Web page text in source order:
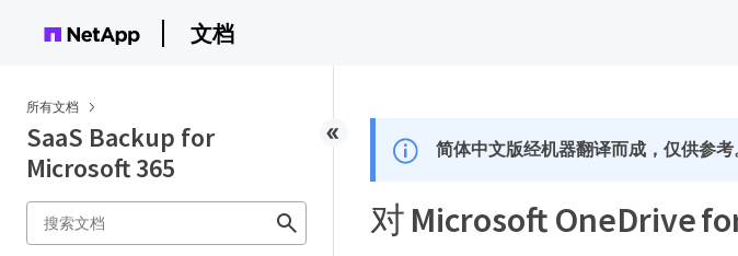
文档
所有文档
SaaS Backup for
Microsoft 365
简体中文版经机器翻译而成，仅供参
对 Microsoft OneDrive